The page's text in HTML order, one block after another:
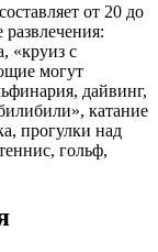
от 20 до
«круиз с
могут
дайвинг,
катание
прогулки над
гольф,